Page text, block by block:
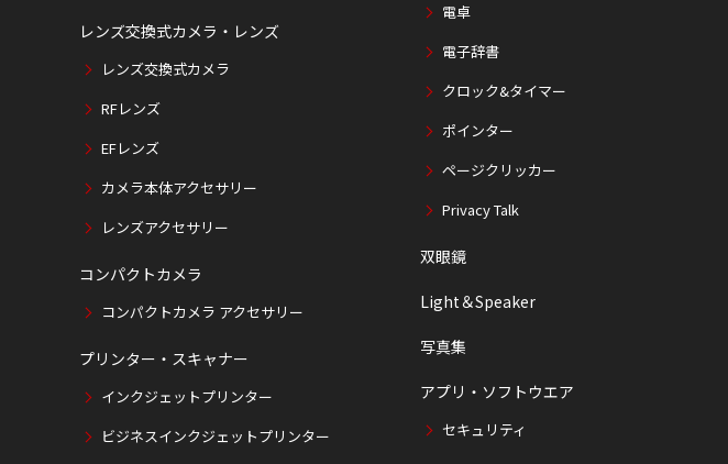
レンズ交換式カメラ・レンズ
レンズ交換式カメラ
RFレンズ
EFレンズ
カメラ本体アクセサリー
レンズアクセサリー
コンパクトカメラ
コンパクトカメラ アクセサリー
プリンター・スキャナー
インクジェットプリンター
ビジネスインクジェットプリンター
電卓
電子辞書
クロック&タイマー
ポインター
ページクリッカー
Privacy Talk
双眼鏡
Light＆Speaker
写真集
アプリ・ソフトウエア
セキュリティ